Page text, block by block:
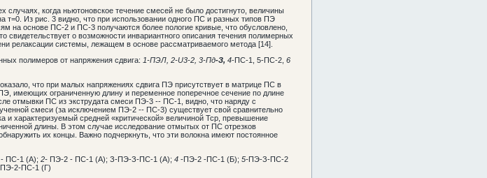
когда ньютоновское течение смесей не было достигнуто, величины
т=0. Из рис. 3 видно, что при использовании одного ПС и разных типов ПЭ
на основе ПС-2 и ПС-3 получаются более пологие кривые, что обусловлено,
о возможности инвариантного описания течения полимерных
релаксации системы, лежащем в основе рассматриваемого метода [14].
полимеров от напряжения сдвига: 1-ПЭЛ, 2-U3-2, 3-Пд-З, 4-ПС-1, 5-ПС-2, 6
что при малых напряжениях сдвига ПЭ присутствует в матрице ПС в
имеющих ограниченную длину и переменное поперечное сечение по длине
отмывки ПС из экструдата смеси ПЭ-3 -- ПС-1, видно, что наряду с
смеси (за исключением ПЭ-2 -- ПС-3) существует свой сравнительно
и характеризуемый средней «критической» величиной Тср, превышение
длины. В этом случае исследование отмытых от ПС отрезков
их концы. Важно подчеркнуть, что эти волокна имеют постоянное
ПС-1 (А); 2- ПЭ-2 - ПС-1 (А); З-ПЭ-З-ПС-1 (А); 4 -ПЭ-2 -ПС-1 (Б); 5-ПЭ-З-ПС-2
ПЭ-2-ПС-1 (Г)